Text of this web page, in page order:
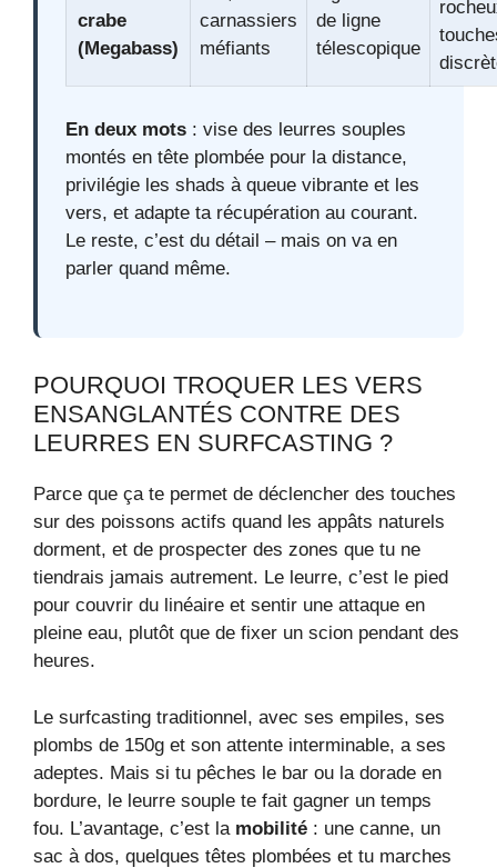
crabe
(Megabass)
carnassiers
méfiants
de ligne
télescopique
En deux mots : vise des leurres souples
montés en tête plombée pour la distance,
privilégie les shads à queue vibrante et les
vers, et adapte ta récupération au courant.
Le reste, c’est du détail – mais on va en
parler quand même.
POURQUOI TROQUER LES VERS
ENSANGLANTÉS CONTRE DES
LEURRES EN SURFCASTING ?
Parce que ça te permet de déclencher des touches
sur des poissons actifs quand les appâts naturels
dorment, et de prospecter des zones que tu ne
tiendrais jamais autrement. Le leurre, c’est le pied
pour couvrir du linéaire et sentir une attaque en
pleine eau, plutôt que de fixer un scion pendant des
heures.
Le surfcasting traditionnel, avec ses empiles, ses
plombs de 150g et son attente interminable, a ses
adeptes. Mais si tu pêches le bar ou la dorade en
bordure, le leurre souple te fait gagner un temps
fou. L’avantage, c’est la mobilité : une canne, un
sac à dos, quelques têtes plombées et tu marches